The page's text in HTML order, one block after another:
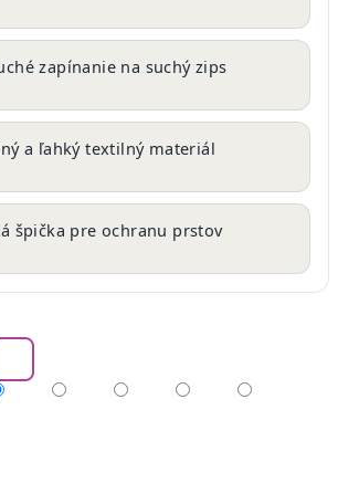
zapínanie na suchý zips
a ľahký textilný materiál
špička pre ochranu prstov